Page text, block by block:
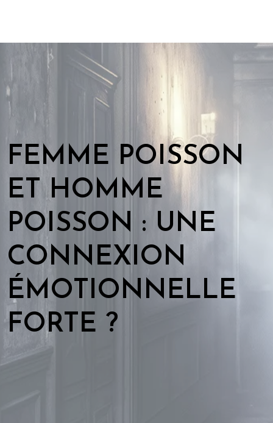
FEMME POISSON
ET HOMME
POISSON : UNE
CONNEXION
ÉMOTIONNELLE
FORTE ?